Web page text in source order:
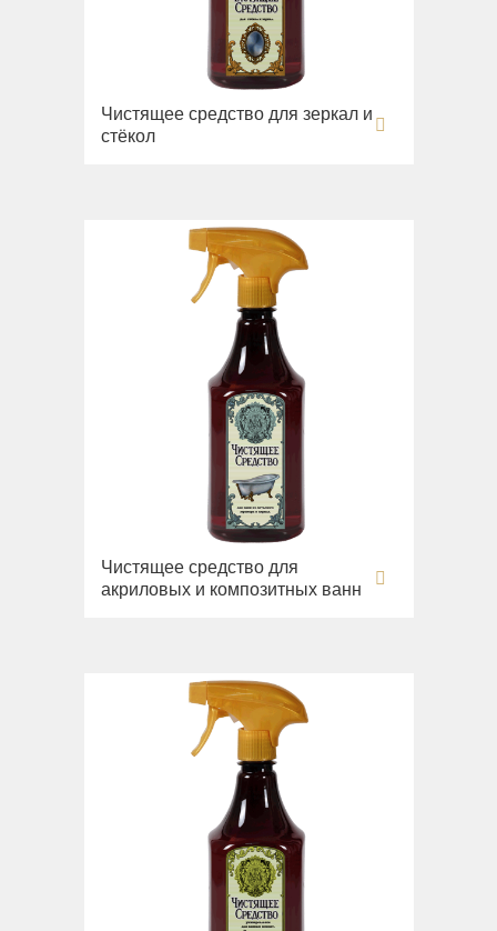
Чистящее средство для зеркал и
стёкол
Чистящее средство для
акриловых и композитных ванн